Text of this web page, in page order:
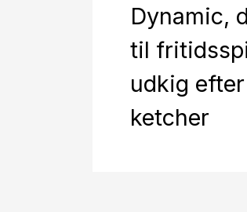
Dynamic,
til
udkig
ketcher